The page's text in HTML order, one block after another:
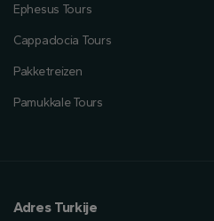
Ephesus Tours
Cappadocia Tours
Pakketreizen
Pamukkale Tours
Adres Turkije